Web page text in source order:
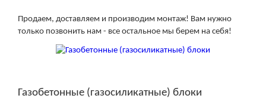
Продаем, доставляем и производим монтаж! Вам нужно
только позвонить нам - все остальное мы берем на себя!
Газобетонные (газосиликатные) блоки